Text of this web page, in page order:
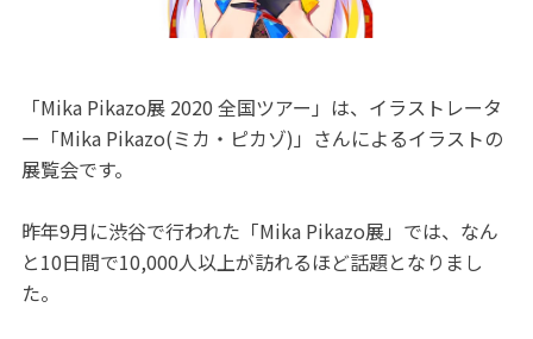
「Mika Pikazo展 2020 全国ツアー」は、イラストレータ
ー「Mika Pikazo(ミカ・ピカゾ)」さんによるイラストの
展覧会です。
昨年9月に渋谷で行われた「Mika Pikazo展」では、なん
と10日間で10,000人以上が訪れるほど話題となりまし
た。